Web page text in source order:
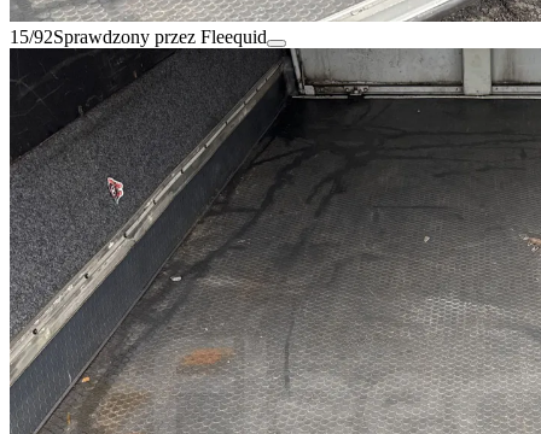
15/92Sprawdzony przez Fleequid